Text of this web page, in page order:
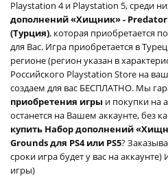
Playstation 4 и Playstation 5, среди
дополнений «Хищник» -
(Турция), которая приобретается
для Вас. Игра приобретается в
регионе (регион указан в
Российского Playstation Store на
создаем для вас БЕСПЛАТНО. Мы
приобретения игры и покупки на
останется на Вашем аккаунте, без
купить Набор дополнений
Grounds для PS4 или PS5?
сроки игра будет у вас на
игры)